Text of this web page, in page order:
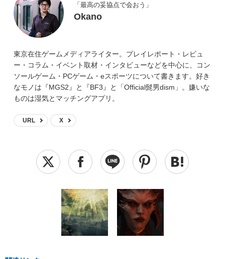
「最高の妥協点で会おう」
Okano
東京在住ゲームメディアライター。プレイレポート・レビュ
ー・コラム・イベント取材・インタビューなどを中心に、コン
ソールゲーム・PCゲーム・eスポーツについて書きます。好き
なモノは『MGS2』と『BF3』と「Official髭男dism」。嫌いな
ものは湿気とマッチングアプリ。
URL X